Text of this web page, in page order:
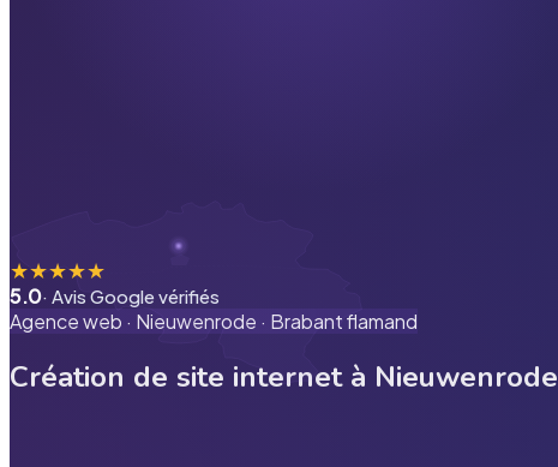
★★★★★
5.0· Avis Google vérifiés
Agence web · Nieuwenrode · Brabant flamand
Création de site internet à Nieuwenrode